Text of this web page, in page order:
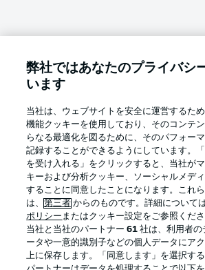
Football as it's meant to
BUNDESLIGA APP
弊社ではあなたのプライバシ
います
当社は、ウェブサイトを安全に運営するた
機能クッキーを使用しており、そのコンテ
らなる最適化を図るために、そのパフォー
記録することができるようにしています。
を受け入れる」をクリックすると、当社が
キーおよび分析クッキー、ソーシャルメデ
することに同意したことになります。これ
は、第三者 からのものです。詳細について
ポリシー またはクッキー設定をご参照くださ
当社と当社のパートナー61 社は、利用者
ータや一意的識別子などの個人データにア
上に保存します。「同意します」を選択す